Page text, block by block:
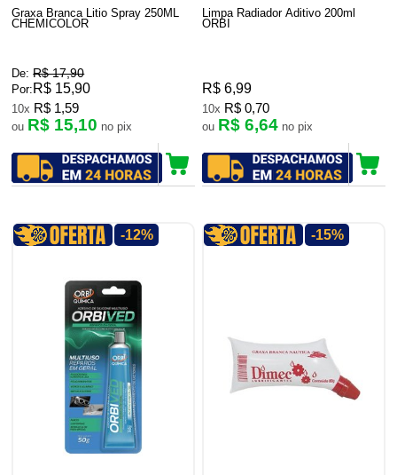
Graxa Branca Litio Spray 250ML
CHEMICOLOR
De: R$ 17,90
Por: R$ 15,90
10x R$ 1,59
ou R$ 15,10 no pix
Limpa Radiador Aditivo 200ml
ORBI
R$ 6,99
10x R$ 0,70
ou R$ 6,64 no pix
-12% -15%